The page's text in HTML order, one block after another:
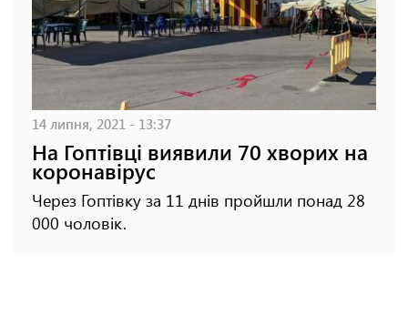
14 липня, 2021 - 13:37
На Гоптівці виявили 70 хворих на
коронавірус
Через Гоптівку за 11 днів пройшли понад 28
000 чоловік.